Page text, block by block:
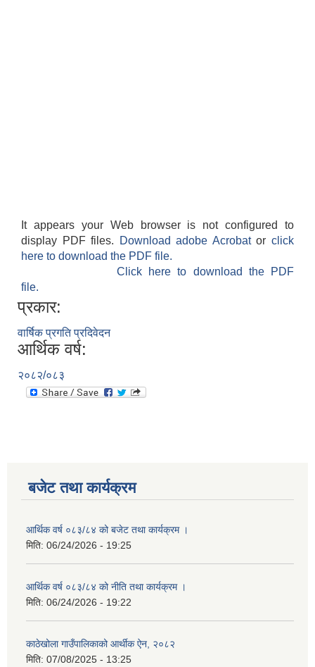
It appears your Web browser is not configured to
display PDF files.
Download adobe Acrobatorclick
here to download the PDF file.
Click here to download the PDF
file.
प्रकार:
वार्षिक प्रगति प्रदिवेदन
आर्थिक वर्ष:
२०८२/०८३
बजेट तथा कार्यक्रम
आर्थिक वर्ष ०८३/८४ को बजेट तथा कार्यक्रम ।
मिति: 06/24/2026 - 19:25
आर्थिक वर्ष ०८३/८४ को नीति तथा कार्यक्रम ।
मिति: 06/24/2026 - 19:22
काठेखोला गाउँपालिकाको आर्थीक ऐन, २०८२
मिति: 07/08/2025 - 13:25